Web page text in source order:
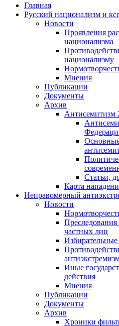
Главная
Русский национализм и
Новости
Проявления
национализма
национализму
Мнения
Публикации
Документы
Архив
Антисемитизм
Статьи,
Карта
Неправомерный
Новости
частных лиц
Иные
действия
Мнения
Публикации
Документы
Архив
Хроники